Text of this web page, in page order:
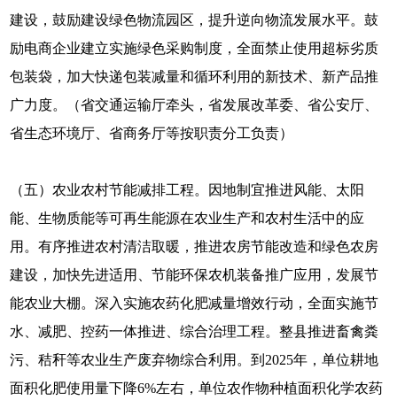
建设，鼓励建设绿色物流园区，提升逆向物流发展水平。鼓
励电商企业建立实施绿色采购制度，全面禁止使用超标劣质
包装袋，加大快递包装减量和循环利用的新技术、新产品推
广力度。（省交通运输厅牵头，省发展改革委、省公安厅、
省生态环境厅、省商务厅等按职责分工负责）
（五）农业农村节能减排工程。因地制宜推进风能、太阳
能、生物质能等可再生能源在农业生产和农村生活中的应
用。有序推进农村清洁取暖，推进农房节能改造和绿色农房
建设，加快先进适用、节能环保农机装备推广应用，发展节
能农业大棚。深入实施农药化肥减量增效行动，全面实施节
水、减肥、控药一体推进、综合治理工程。整县推进畜禽粪
污、秸秆等农业生产废弃物综合利用。到2025年，单位耕地
面积化肥使用量下降6%左右，单位农作物种植面积化学农药